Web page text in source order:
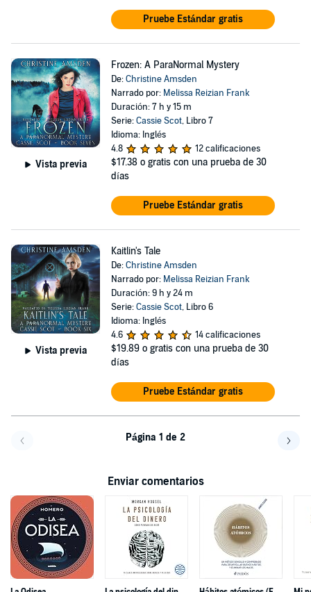
Pruebe Estándar gratis
Vista previa
Frozen: A ParaNormal Mystery
De:Christine Amsden
Narrado por: Melissa Reizian Frank
Duración: 7 h y 15 m
Serie:Cassie Scot, Libro 7
Idioma: Inglés
4.8
12 calificaciones
$17.38 o gratis con una prueba de 30
días
Pruebe Estándar gratis
Vista previa
Kaitlin's Tale
De:Christine Amsden
Narrado por: Melissa Reizian Frank
Duración: 9 h y 24 m
Serie:Cassie Scot, Libro 6
Idioma: Inglés
4.6
14 calificaciones
$19.89 o gratis con una prueba de 30
días
Pruebe Estándar gratis
Página 1 de 2
Enviar comentarios